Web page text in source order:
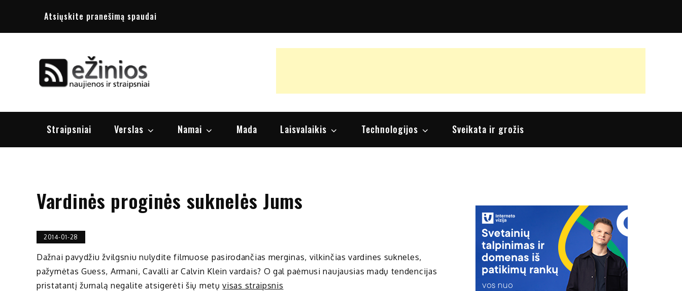
Atsiųskite pranešimą spaudai
Straipsniai Verslas Namai Mada Laisvalaikis Technologijos Sveikata ir grožis
Vardinės proginės suknelės Jums
2014-01-28
Dažnai pavydžiu žvilgsniu nulydite filmuose pasirodančias merginas, vilkinčias vardines sukneles,
pažymėtas Guess, Armani, Cavalli ar Calvin Klein vardais? O gal paėmusi naujausias madų tendencijas
pristatantį žurnalą negalite atsigerėti šių metųvisas straipsnis